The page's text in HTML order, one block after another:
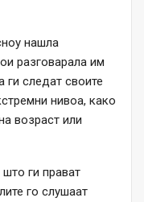
нашла
разговарала им
следат своите
нивоа, како
возраст или
ги прават
го слушаат